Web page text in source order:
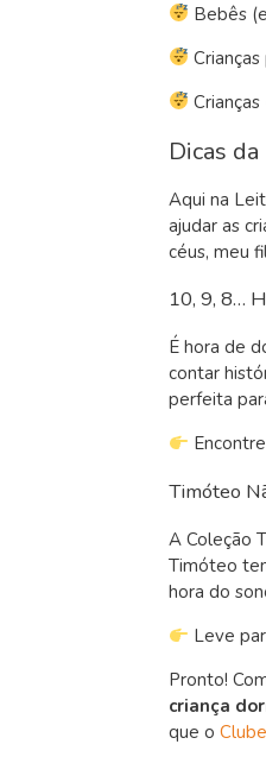
Bebês
Dicas
Aqui na
ajudar as
céus, meu
10, 9, 8…
É hora de
contar
perfeita
Timóteo
A Coleção
Timóteo
hora do
Leve
Pronto!
criança
que o